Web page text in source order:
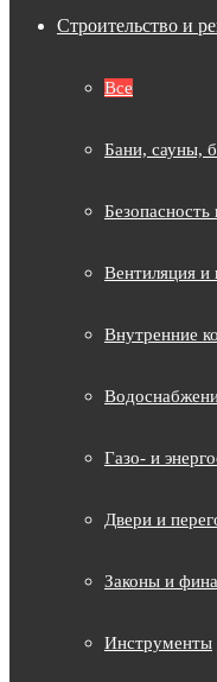
Строительство и
Все
Бани, сауны,
Вентиляция и
Внутренние
Газо- и
Двери и
Законы и
Инструменты